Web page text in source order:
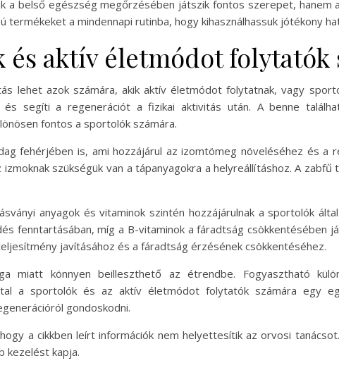
a belső egészség megőrzésében játszik fontos szerepet, hanem
termékeket a mindennapi rutinba, hogy kihasználhassuk jótékony
és aktív életmódot folytatók
lehet azok számára, akik aktív életmódot folytatnak, vagy
segíti a regenerációt a fizikai aktivitás után. A benne
fontos a sportolók számára.
fehérjében is, ami hozzájárul az izomtömeg növeléséhez és a
szükségük van a tápanyagokra a helyreállításhoz. A
anyagok és vitaminok szintén hozzájárulnak a sportolók
fenntartásában, míg a B-vitaminok a fáradtság
javításához és a fáradtság érzésének csökkentéséhez.
miatt könnyen beilleszthető az étrendbe. Fogyasztható
a sportolók és az aktív életmódot folytatók számára egy
gondoskodni.
a cikkben leírt információk nem helyettesítik az orvosi
kezelést kapja.